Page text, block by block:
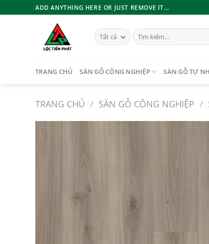
qua
ADD ANYTHING HERE OR JUST REMOVE IT...
Tìm
kiếm:
TRANG CHỦ SÀN GỖ CÔNG NGHIỆP SÀN GỖ TỰ
TRANG CHỦ / SÀN GỖ CÔNG NGHIỆP /